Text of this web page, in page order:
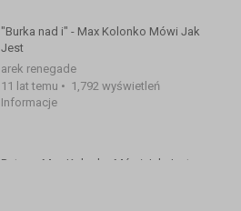
"Burka nad i" - Max Kolonko Mówi Jak
Jest
arek renegade
11 lat temu • 1,792 wyświetleń
Informacje
Potop - Max Kolonko Mówi Jak Jest